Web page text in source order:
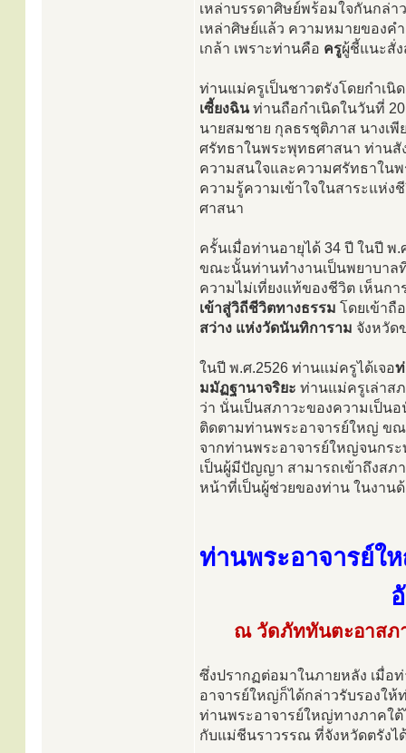
เหล่าบรรดาศิษย์พร้อมใจกันกล่า
เหล่าศิษย์แล้ว ความหมายของค
เกล้า เพราะท่านคือ ครูผู้ชี้แนะสั่
ท่านแม่ครูเป็นชาวตรังโดยกำเนิ
เซี้ยงฉินท่านถือกำเนิดในวันที่
นายสมชาย กุลธรชุติภาส นางเ
ศรัทธาในพระพุทธศาสนา ท่านสัง
ความสนใจและความศรัทธาใน
ความรู้ความเข้าใจในสาระแห่
ศาสนา
ครั้นเมื่อท่านอายุได้ 34 ปี ในปี พ
ขณะนั้นท่านทำงานเป็นพยาบาล
ความไม่เที่ยงแท้ของชีวิต เห็นกา
เข้าสู่วิถีชีวิตทางธรรม โดยเข้าถื
สว่าง แห่งวัดนันทิการาม จังหวัด
ในปี พ.ศ.2526 ท่านแม่ครูได้เจอ
มมัฏฐานาจริยะ ท่านแม่ครูเล่าส
ว่า นั่นเป็นสภาวะของความเป็น
ติดตามท่านพระอาจารย์ใหญ่ ข
จากท่านพระอาจารย์ใหญ่จนกร
เป็นผู้มีปัญญา สามารถเข้าถึงสภ
หน้าที่เป็นผู้ช่วยของท่าน ในงาน
ท่านพระอาจารย์ใ
ณ วัดภัททันตะอาสภ
ซึ่งปรากฏต่อมาในภายหลัง เมื่อ
อาจารย์ใหญ่ก็ได้กล่าวรับรองใ
ท่านพระอาจารย์ใหญ่ทางภาคใ
กับแม่ชีนราวรรณ ที่จังหวัดตรังไ